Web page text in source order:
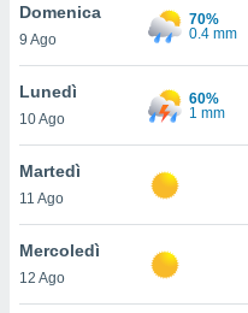
il
un
la
nella
Domenica
9 Ago
70%
0.4 mm
Lunedì
10 Ago
60%
1 mm
Martedì
11 Ago
Mercoledì
12 Ago